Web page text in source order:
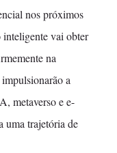
nos próximos
vai obter
na
a
metaverso e e-
uma trajetória de